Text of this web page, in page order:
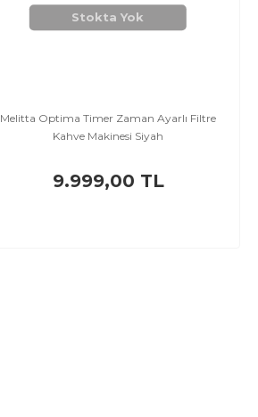
Stokta Yok
Melitta Optima Timer Zaman Ayarlı Filtre
Kahve Makinesi Siyah
9.999,00 TL